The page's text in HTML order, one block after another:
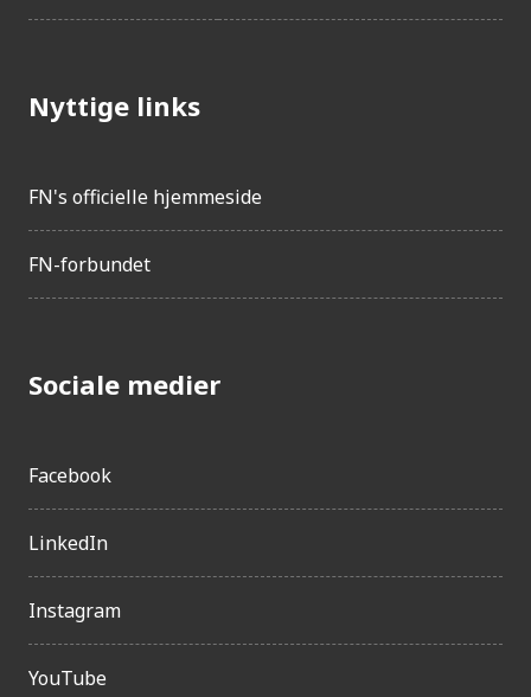
Nyttige links
FN's officielle hjemmeside
FN-forbundet
Sociale medier
Facebook
LinkedIn
Instagram
YouTube